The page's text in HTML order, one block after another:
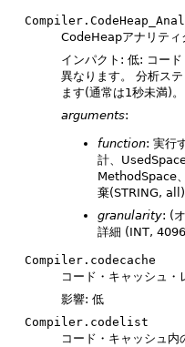
CodeHeapアナリティ
インパクト: 低: コー
異なります。
分析ス
ます(通常は1秒未満)。
arguments:
function: 実行
計、
MethodSpace
棄(STRING,
granularity: (
詳細 (INT,
Compiler.codecache
コード・キャッシュ・
影響: 低
Compiler.codelist
コード・キャッシュ内